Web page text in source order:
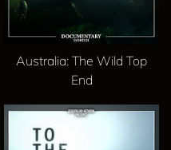
Australia: The Wild Top
End